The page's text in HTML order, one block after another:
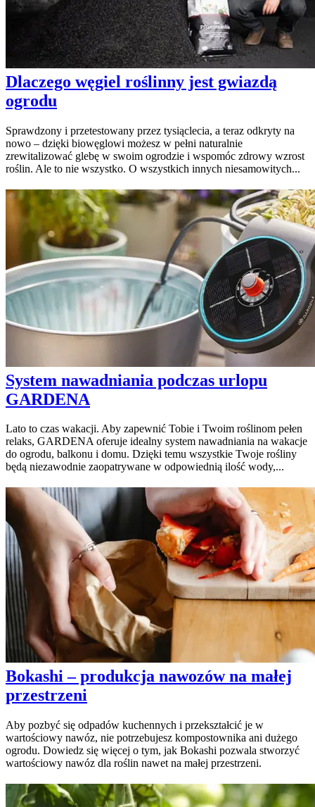
Dlaczego węgiel roślinny jest gwiazdą
ogrodu
Sprawdzony i przetestowany przez tysiąclecia, a teraz odkryty na
nowo – dzięki biowęglowi możesz w pełni naturalnie
zrewitalizować glebę w swoim ogrodzie i wspomóc zdrowy wzrost
roślin. Ale to nie wszystko. O wszystkich innych niesamowitych...
System nawadniania podczas urlopu
GARDENA
Lato to czas wakacji. Aby zapewnić Tobie i Twoim roślinom pełen
relaks, GARDENA oferuje idealny system nawadniania na wakacje
do ogrodu, balkonu i domu. Dzięki temu wszystkie Twoje rośliny
będą niezawodnie zaopatrywane w odpowiednią ilość wody,...
Bokashi – produkcja nawozów na małej
przestrzeni
Aby pozbyć się odpadów kuchennych i przekształcić je w
wartościowy nawóz, nie potrzebujesz kompostownika ani dużego
ogrodu. Dowiedz się więcej o tym, jak Bokashi pozwala stworzyć
wartościowy nawóz dla roślin nawet na małej przestrzeni.